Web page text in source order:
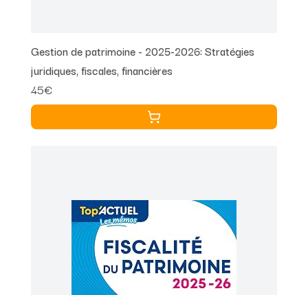
Gestion de patrimoine - 2025-2026: Stratégies
juridiques, fiscales, financières
45€